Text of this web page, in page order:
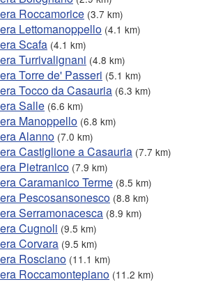
Roccamorice (3.7 km)
Lettomanoppello (4.1 km)
Scafa (4.1 km)
Turrivalignani (4.8 km)
Torre de' Passeri (5.1 km)
Tocco da Casauria (6.3 km)
Salle (6.6 km)
Manoppello (6.8 km)
Alanno (7.0 km)
Castiglione a Casauria (7.7 km)
Pietranico (7.9 km)
Caramanico Terme (8.5 km)
Pescosansonesco (8.8 km)
Serramonacesca (8.9 km)
Cugnoli (9.5 km)
Corvara (9.5 km)
Rosciano (11.1 km)
Roccamontepiano (11.2 km)